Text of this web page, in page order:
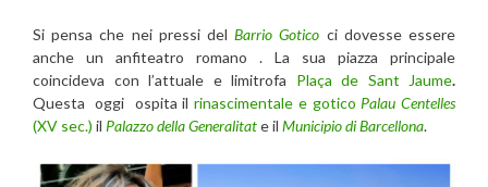
Si pensa che nei pressi delBarrio Gotico ci dovesse essere
anche un anfiteatro romano . La sua piazza principale
coincideva con l’attuale e limitrofa Plaça de Sant Jaume.
Questa oggi ospita ilrinascimentale e gotico Palau Centelles
(XV sec.) il Palazzo della Generalitate il Municipio di Barcellona.